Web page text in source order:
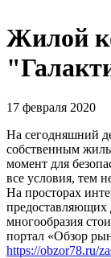
Жилой
17 февраля 2020
На сегодняшний
собственным
момент для
все условия, тем
На просторах
предоставляющих
многообразия
портал «Обзор
https://obzor78.ru/